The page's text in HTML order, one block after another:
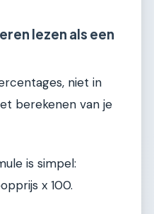
lezen als een
niet in
berekenen van je
is simpel:
x 100.